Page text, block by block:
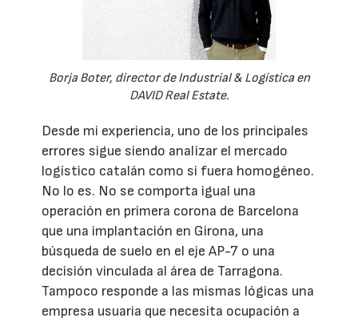
Borja Boter, director de Industrial & Logística en
DAVID Real Estate.
Desde mi experiencia, uno de los principales
errores sigue siendo analizar el mercado
logístico catalán como si fuera homogéneo.
No lo es. No se comporta igual una
operación en primera corona de Barcelona
que una implantación en Girona, una
búsqueda de suelo en el eje AP-7 o una
decisión vinculada al área de Tarragona.
Tampoco responde a las mismas lógicas una
empresa usuaria que necesita ocupación a